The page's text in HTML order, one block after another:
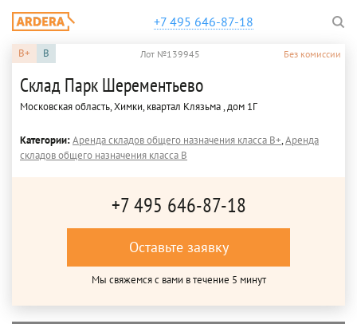
+7 495 646-87-18
B+ B Лот №139945 Без комиссии
Склад Парк Шерементьево
Московская область, Химки, квартал Клязьма , дом 1Г
Категории:Аренда складов общего назначения класса B+,Аренда
складов общего назначения класса B
+7 495 646-87-18
Оставьте заявку
Мы свяжемся с вами в течение 5 минут